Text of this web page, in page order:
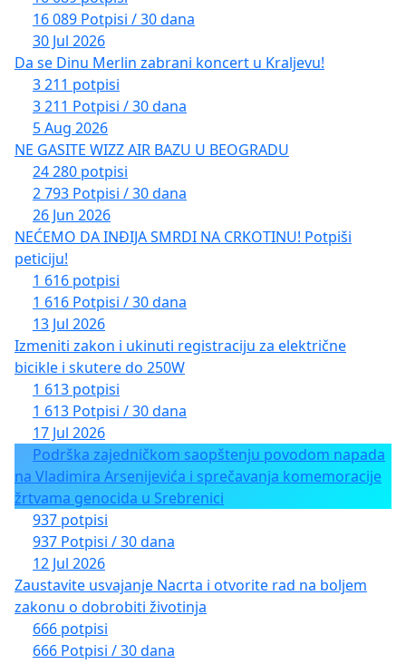
16 089 Potpisi / 30 dana
30 Jul 2026
Da se Dinu Merlin zabrani koncert u Kraljevu!
3 211 potpisi
3 211 Potpisi / 30 dana
5 Aug 2026
NE GASITE WIZZ AIR BAZU U BEOGRADU
24 280 potpisi
2 793 Potpisi / 30 dana
26 Jun 2026
NEĆEMO DA INĐIJA SMRDI NA CRKOTINU! Potpiši
peticiju!
1 616 potpisi
1 616 Potpisi / 30 dana
13 Jul 2026
Izmeniti zakon i ukinuti registraciju za električne
bicikle i skutere do 250W
1 613 potpisi
1 613 Potpisi / 30 dana
17 Jul 2026
Podrška zajedničkom saopštenju povodom napada
na Vladimira Arsenijevića i sprečavanja komemoracije
žrtvama genocida u Srebrenici
937 potpisi
937 Potpisi / 30 dana
12 Jul 2026
Zaustavite usvajanje Nacrta i otvorite rad na boljem
zakonu o dobrobiti životinja
666 potpisi
666 Potpisi / 30 dana